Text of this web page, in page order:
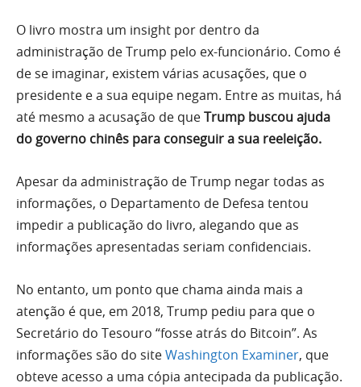
O livro mostra um insight por dentro da
administração de Trump pelo ex-funcionário. Como é
de se imaginar, existem várias acusações, que o
presidente e a sua equipe negam. Entre as muitas, há
até mesmo a acusação de queTrump buscou ajuda
do governo chinês para conseguir a sua reeleição.
Apesar da administração de Trump negar todas as
informações, o Departamento de Defesa tentou
impedir a publicação do livro, alegando que as
informações apresentadas seriam confidenciais.
No entanto, um ponto que chama ainda mais a
atenção é que, em 2018, Trump pediu para que o
Secretário do Tesouro “fosse atrás do Bitcoin”. As
informações são do siteWashington Examiner, que
obteve acesso a uma cópia antecipada da publicação.